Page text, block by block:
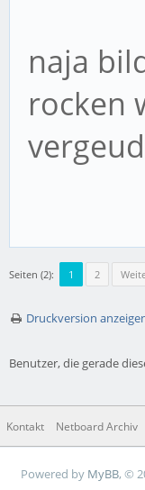
naja
rocken
Seiten (2): 1 2
Druckversion
Benutzer, die gerade
Kontakt Netboard Archiv
Powered by MyBB, ©